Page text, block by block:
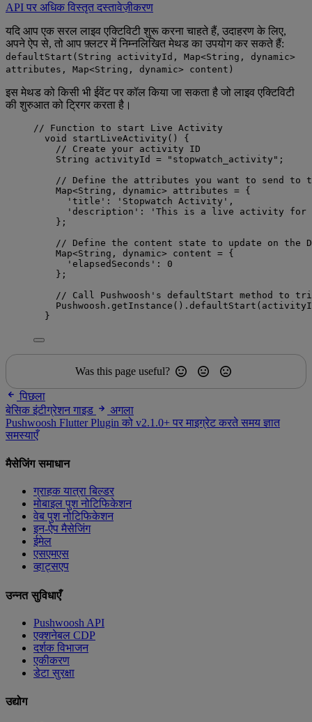
API पर अधिक विस्तृत दस्तावेज़ीकरण
यदि आप एक सरल लाइव एक्टिविटी शुरू करना चाहते हैं, उदाहरण के लिए,
अपने ऐप से, तो आप फ़्लटर में निम्नलिखित मेथड का उपयोग कर सकते हैं:
defaultStart(String activityId, Map<String, dynamic>
attributes, Map<String, dynamic> content)
इस मेथड को किसी भी ईवेंट पर कॉल किया जा सकता है जो लाइव एक्टिविटी
की शुरुआत को ट्रिगर करता है।
// Function to start Live Activity
void
startLiveActivity () {
// Create your activity ID
String activityId = "stopwatch_activity" ;
// Define the attributes you want to send to
Map<String , dynamic> attributes = {
'title' : 'Stopwatch Activity' ,
'description' :
'This is a live activity for
};
// Define the content state to update on the
Map<String , dynamic> content = {
'elapsedSeconds' :
0
};
// Call Pushwoosh's defaultStart method to
Pushwoosh . getInstance (). defaultStart
}
Was this page useful?
पिछला
बेसिक इंटीग्रेशन गाइड
अगला
Pushwoosh Flutter Plugin को v2.1.0+ पर माइग्रेट करते समय ज्ञात
समस्याएँ
मैसेजिंग समाधान
ग्राहक यात्रा बिल्डर
मोबाइल पुश नोटिफिकेशन
वेब पुश नोटिफिकेशन
इन-ऐप मैसेजिंग
ईमेल
एसएमएस
व्हाट्सएप
उन्नत सुविधाएँ
Pushwoosh API
एक्शनेबल CDP
दर्शक विभाजन
एकीकरण
डेटा सुरक्षा
उद्योग